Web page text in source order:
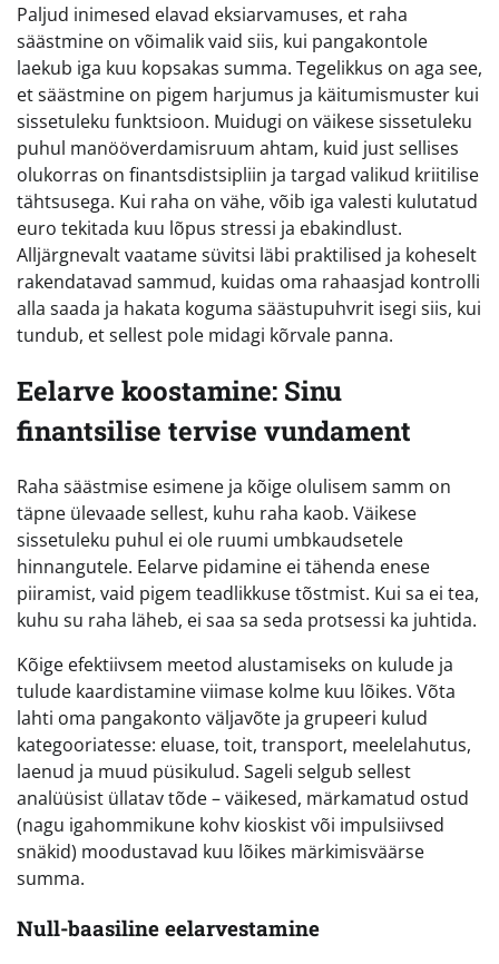
Paljud inimesed elavad eksiarvamuses, et raha
säästmine on võimalik vaid siis, kui pangakontole
laekub iga kuu kopsakas summa. Tegelikkus on aga see,
et säästmine on pigem harjumus ja käitumismuster kui
sissetuleku funktsioon. Muidugi on väikese sissetuleku
puhul manööverdamisruum ahtam, kuid just sellises
olukorras on finantsdistsipliin ja targad valikud kriitilise
tähtsusega. Kui raha on vähe, võib iga valesti kulutatud
euro tekitada kuu lõpus stressi ja ebakindlust.
Alljärgnevalt vaatame süvitsi läbi praktilised ja koheselt
rakendatavad sammud, kuidas oma rahaasjad kontrolli
alla saada ja hakata koguma säästupuhvrit isegi siis, kui
tundub, et sellest pole midagi kõrvale panna.
Eelarve koostamine: Sinu
finantsilise tervise vundament
Raha säästmise esimene ja kõige olulisem samm on
täpne ülevaade sellest, kuhu raha kaob. Väikese
sissetuleku puhul ei ole ruumi umbkaudsetele
hinnangutele. Eelarve pidamine ei tähenda enese
piiramist, vaid pigem teadlikkuse tõstmist. Kui sa ei tea,
kuhu su raha läheb, ei saa sa seda protsessi ka juhtida.
Kõige efektiivsem meetod alustamiseks on kulude ja
tulude kaardistamine viimase kolme kuu lõikes. Võta
lahti oma pangakonto väljavõte ja grupeeri kulud
kategooriatesse: eluase, toit, transport, meelelahutus,
laenud ja muud püsikulud. Sageli selgub sellest
analüüsist üllatav tõde – väikesed, märkamatud ostud
(nagu igahommikune kohv kioskist või impulsiivsed
snäkid) moodustavad kuu lõikes märkimisväärse
summa.
Null-baasiline eelarvestamine